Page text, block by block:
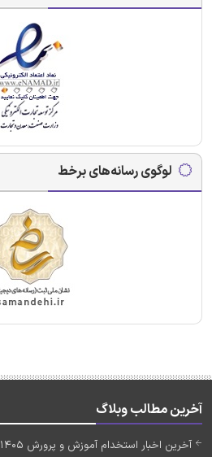
لوگوی رسانه‌های برخط
آخرین مطالب وبلاگ
آخرین اخبار استخدام آموزش و پرورش 1405 (به زودی)